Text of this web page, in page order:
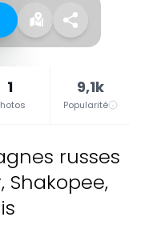
1 9,1k
Popularité
russes
Shakopee,